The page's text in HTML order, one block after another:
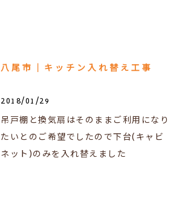
八尾市｜キッチン入れ替え工事
2018/01/29
吊戸棚と換気扇はそのままご利用になり
たいとのご希望でしたので下台(キャビ
ネット)のみを入れ替えました